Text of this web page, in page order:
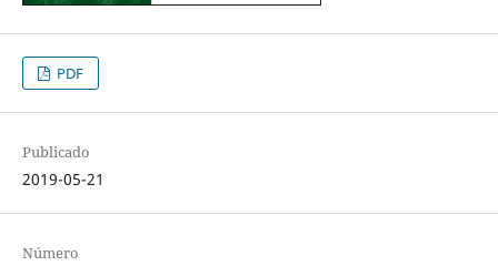
PDF
Publicado
2019-05-21
Número